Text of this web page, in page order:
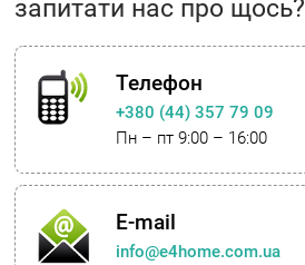
запитати нас про щось?
Телефон
+380 (44) 357 79 09
Пн – пт 9:00 – 16:00
E-mail
info@e4home.com.ua